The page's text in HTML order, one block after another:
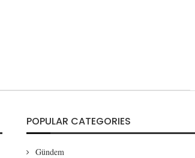
POPULAR CATEGORIES
Gündem